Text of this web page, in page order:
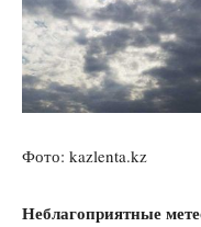
Фото: kazlenta.kz
Неблагоприятные